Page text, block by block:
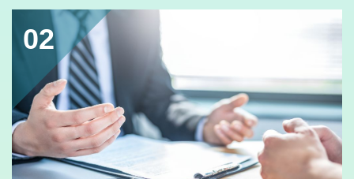
02